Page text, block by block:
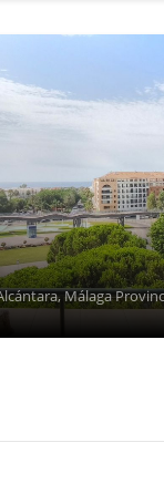
Málaga